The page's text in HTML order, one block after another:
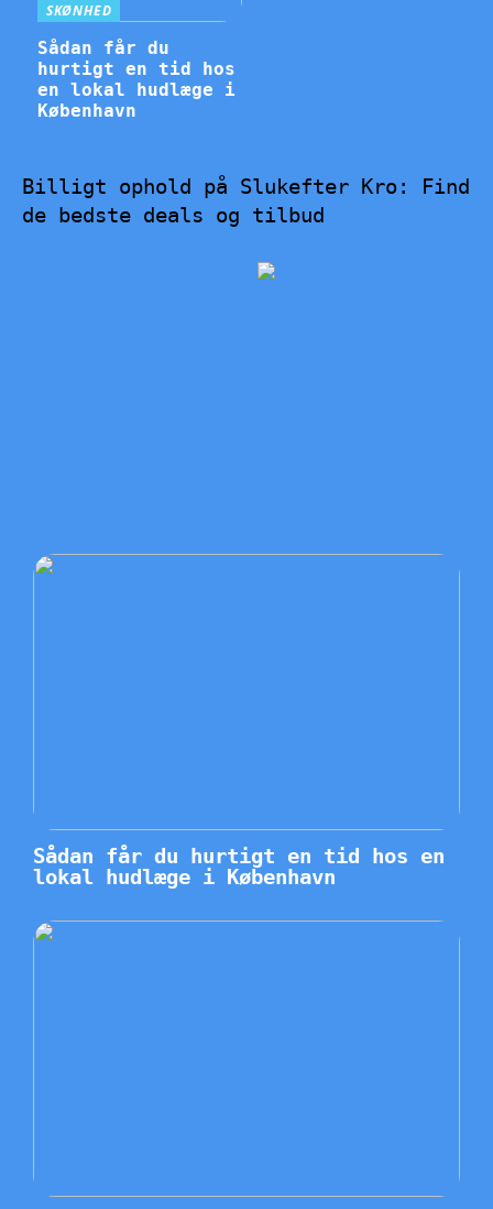
SKØNHED
Sådan får du
hurtigt en tid hos
en lokal hudlæge i
København
Billigt ophold på Slukefter Kro: Find
de bedste deals og tilbud
Sådan får du hurtigt en tid hos en
lokal hudlæge i København